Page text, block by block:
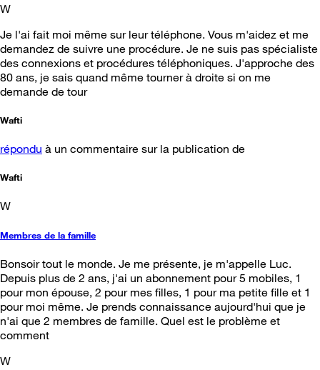
W
Je l'ai fait moi même sur leur téléphone. Vous m'aidez et me
demandez de suivre une procédure. Je ne suis pas spécialiste
des connexions et procédures téléphoniques. J'approche des
80 ans, je sais quand même tourner à droite si on me
demande de tour
Wafti
répondu à un commentaire sur la publication de
Wafti
W
Membres de la famille
Bonsoir tout le monde. Je me présente, je m'appelle Luc.
Depuis plus de 2 ans, j'ai un abonnement pour 5 mobiles, 1
pour mon épouse, 2 pour mes filles, 1 pour ma petite fille et 1
pour moi même. Je prends connaissance aujourd'hui que je
n'ai que 2 membres de famille. Quel est le problème et
comment
W